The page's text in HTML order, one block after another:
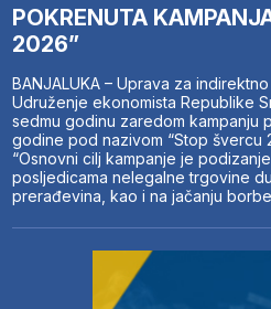
POKRENUTA
2026”
BANJALUKA – Uprava za
Udruženje ekonomista Republike
sedmu godinu zaredom kampanju
godine pod nazivom “Stop švercu
“Osnovni cilj kampanje je
posljedicama nelegalne trgovine
prerađevina, kao i na jačanju